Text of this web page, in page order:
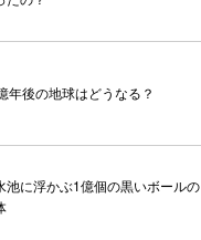
年後の地球はどうなる？
池に浮かぶ1億個の黒いボールの